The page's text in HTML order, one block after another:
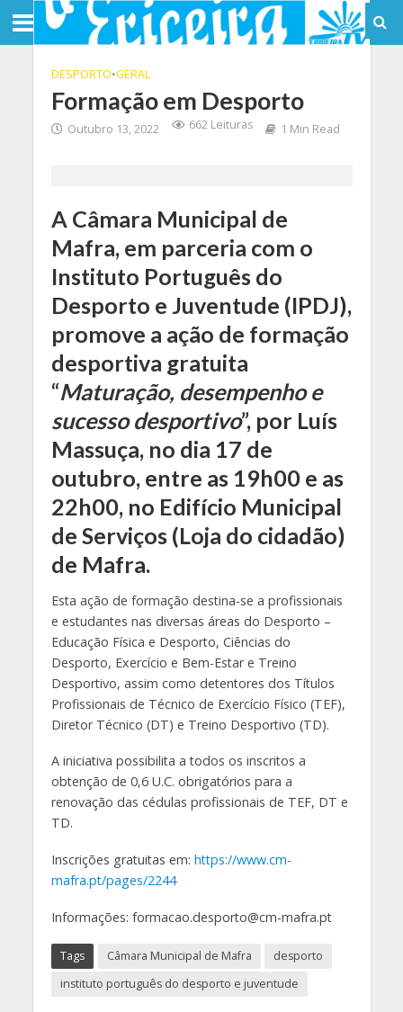
DESPORTO•GERAL
Formação em Desporto
Outubro 13, 2022 662 Leituras 1 Min Read
A Câmara Municipal de
Mafra, em parceria com o
Instituto Português do
Desporto e Juventude (IPDJ),
promove a ação de formação
desportiva gratuita
“Maturação, desempenho e
sucesso desportivo”, por Luís
Massuça, no dia 17 de
outubro, entre as 19h00 e as
22h00, no Edifício Municipal
de Serviços (Loja do cidadão)
de Mafra.
Esta ação de formação destina-se a profissionais
e estudantes nas diversas áreas do Desporto –
Educação Física e Desporto, Ciências do
Desporto, Exercício e Bem-Estar e Treino
Desportivo, assim como detentores dos Títulos
Profissionais de Técnico de Exercício Físico (TEF),
Diretor Técnico (DT) e Treino Desportivo (TD).
A iniciativa possibilita a todos os inscritos a
obtenção de 0,6 U.C. obrigatórios para a
renovação das cédulas profissionais de TEF, DT e
TD.
Inscrições gratuitas em: https://www.cm-
mafra.pt/pages/2244
Informações: formacao.desporto@cm-mafra.pt
Tags Câmara Municipal de Mafra
desporto
instituto português do desporto e juventude